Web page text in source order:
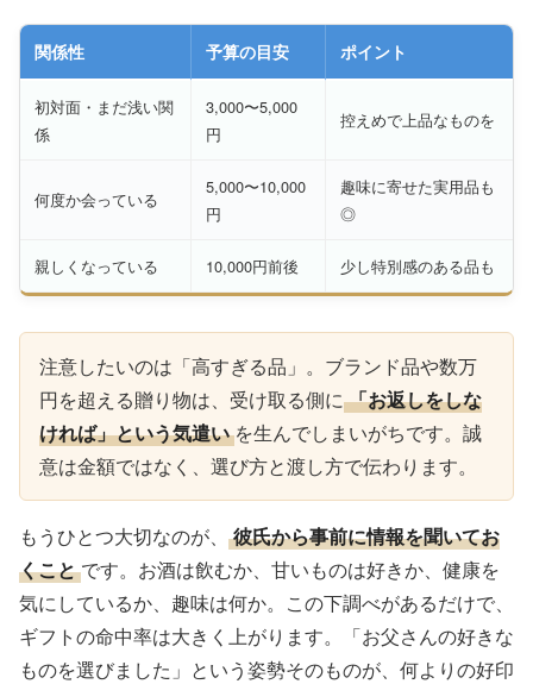
関係性 予算の目安 ポイント
初対面・まだ浅い関
係
3,000〜5,000
円
控えめで上品なものを
何度か会っている
5,000〜10,000
円
趣味に寄せた実用品も
◎
親しくなっている 10,000円前後 少し特別感のある品も
注意したいのは「高すぎる品」。ブランド品や数万
円を超える贈り物は、受け取る側に 「お返しをしな
ければ」という気遣い を生んでしまいがちです。誠
意は金額ではなく、選び方と渡し方で伝わります。
もうひとつ大切なのが、
彼氏から事前に情報を聞いてお
くこと です。お酒は飲むか、甘いものは好きか、健康を
気にしているか、趣味は何か。この下調べがあるだけで、
ギフトの命中率は大きく上がります。「お父さんの好きな
ものを選びました」という姿勢そのものが、何よりの好印